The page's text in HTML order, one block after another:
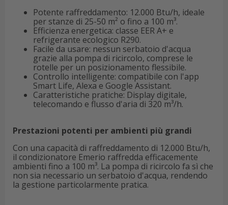
Potente raffreddamento: 12.000 Btu/h, ideale
per stanze di 25-50 m² o fino a 100 m³.
Efficienza energetica: classe EER A+ e
refrigerante ecologico R290.
Facile da usare: nessun serbatoio d'acqua
grazie alla pompa di ricircolo, comprese le
rotelle per un posizionamento flessibile.
Controllo intelligente: compatibile con l'app
Smart Life, Alexa e Google Assistant.
Caratteristiche pratiche: Display digitale,
telecomando e flusso d'aria di 320 m³/h.
Prestazioni potenti per ambienti più grandi
Con una capacità di raffreddamento di 12.000 Btu/h,
il condizionatore Emerio raffredda efficacemente
ambienti fino a 100 m³. La pompa di ricircolo fa sì che
non sia necessario un serbatoio d'acqua, rendendo
la gestione particolarmente pratica.